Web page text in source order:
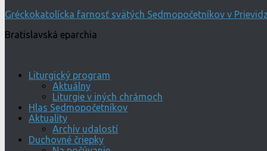
Gréckokatolícka farnosť svätých Sedmopočetníkov v
Bratislavská eparchia
Liturgický program
Aktuálny
Liturgie v iných chrámoch
Hlas Sedmopočetníkov
Aktuality
Archív udalostí
Duchovné čriepky